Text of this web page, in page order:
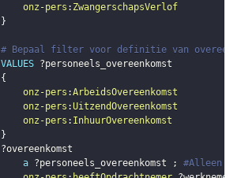
onz-pers : ZwangerschapsVerlof
}
# Bepaal filter voor definitie van
VALUES ?personeels_overeenkomst
{
onz-pers :ArbeidsOvereenkomst
onz-pers :UitzendOvereenkomst
onz-pers : InhuurOvereenkomst
}
?overeenkomst
a ?personeels_overeenkomst ;
#Alleen